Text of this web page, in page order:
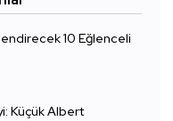
10 Eğlenceli
Küçük Albert